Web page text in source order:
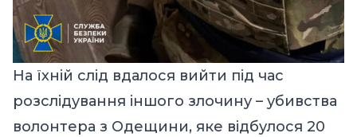
На їхній слід вдалося вийти під час
розслідування іншого злочину – убивства
волонтера з Одещини, яке відбулося 20